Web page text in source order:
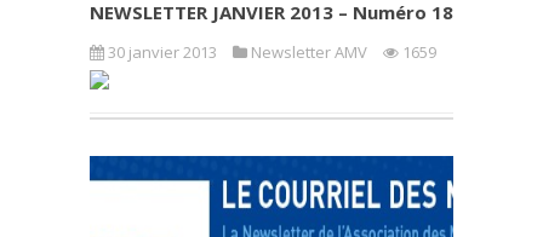
NEWSLETTER JANVIER 2013 – Numéro 18
30 janvier 2013 Newsletter AMV 1659